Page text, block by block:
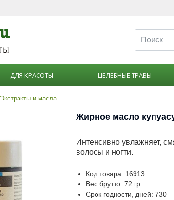
ДЛЯ КРАСОТЫ ЦЕЛЕБНЫЕ ТРАВЫ
Экстракты и масла
Жирное масло
Интенсивно увлажняет,
волосы и ногти.
Код товара: 16913
Вес брутто: 72 гр
Срок годности, дней: 730